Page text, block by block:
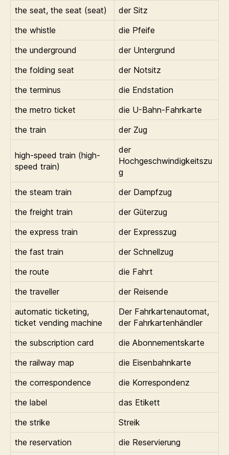
the seat, the seat (seat)
der Sitz
the whistle
die Pfeife
the underground
der Untergrund
the folding seat
der Notsitz
the terminus
die Endstation
the metro ticket
die U-Bahn-Fahrkarte
the train
der Zug
high-speed train (high-
speed train)
der
Hochgeschwindigkeitszu
g
the steam train
der Dampfzug
the freight train
der Güterzug
the express train
der Expresszug
the fast train
der Schnellzug
the route
die Fahrt
the traveller
der Reisende
automatic ticketing,
ticket vending machine
Der Fahrkartenautomat,
der Fahrkartenhändler
the subscription card
die Abonnementskarte
the railway map
die Eisenbahnkarte
the correspondence
die Korrespondenz
the label
das Etikett
the strike
Streik
the reservation
die Reservierung